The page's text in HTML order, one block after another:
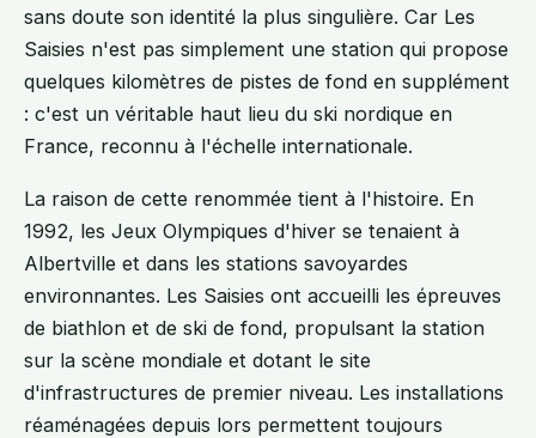
sans doute son identité la plus singulière. Car Les
Saisies n'est pas simplement une station qui propose
quelques kilomètres de pistes de fond en supplément
: c'est un véritable haut lieu du ski nordique en
France, reconnu à l'échelle internationale.
La raison de cette renommée tient à l'histoire. En
1992, les Jeux Olympiques d'hiver se tenaient à
Albertville et dans les stations savoyardes
environnantes. Les Saisies ont accueilli les épreuves
de biathlon et de ski de fond, propulsant la station
sur la scène mondiale et dotant le site
d'infrastructures de premier niveau. Les installations
réaménagées depuis lors permettent toujours